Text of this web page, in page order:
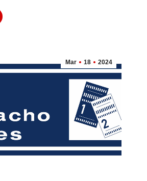
Mar 18 2024